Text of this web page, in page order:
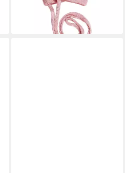
lieferbar - in 4-5 Werktagen bei dir